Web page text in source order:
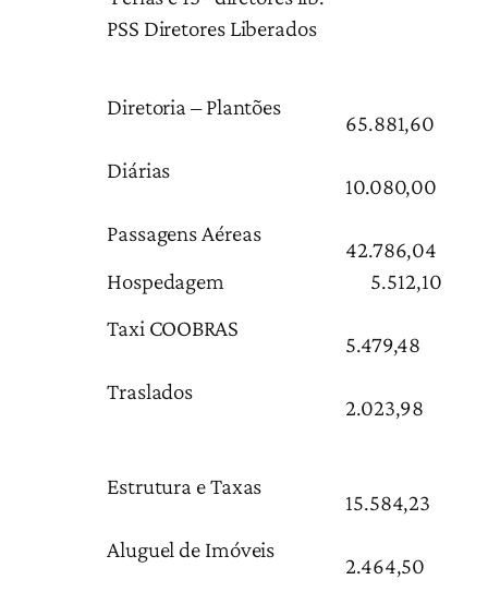
PSS Diretores Liberados
Diretoria – Plantões
65.881,60
Diárias
10.080,00
Passagens Aéreas
42.786,04
Hospedagem
5.512,10
Taxi COOBRAS
5.479,48
Traslados
2.023,98
Estrutura e Taxas
15.584,23
Aluguel de Imóveis
2.464,50